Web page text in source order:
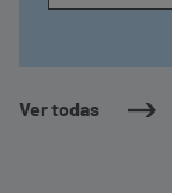
Ver todas